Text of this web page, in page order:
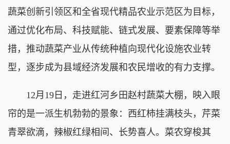
蔬菜创新引领区和全省现代精品农业示范区为目标，
通过优化布局、科技赋能、链式发展、要素保障等举
措，推动蔬菜产业从传统种植向现代化设施农业转
型，逐步成为县域经济发展和农民增收的有力支撑。
12月19日，走进红河乡田赵村蔬菜大棚，映入眼
帘的是一派生机勃勃的景象：西红柿挂满枝头，芹菜
青翠欲滴，辣椒红绿相间、长势喜人。菜农穿梭其